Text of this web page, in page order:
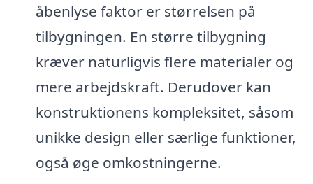
åbenlyse faktor er størrelsen på
tilbygningen. En større tilbygning
kræver naturligvis flere materialer og
mere arbejdskraft. Derudover kan
konstruktionens kompleksitet, såsom
unikke design eller særlige funktioner,
også øge omkostningerne.